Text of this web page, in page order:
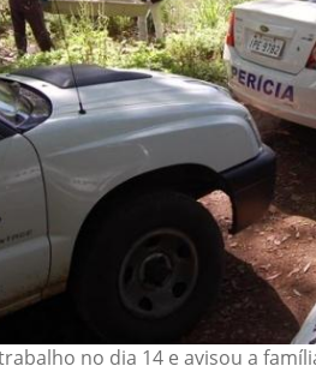
no dia 14 e avisou a